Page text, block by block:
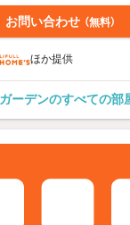
お問い合わせ （無料）
ほか提供
ーデンのすべての部